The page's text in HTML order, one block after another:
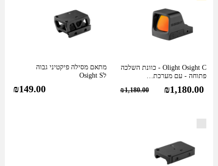
(נקודה
אדום)
Olight Osight C - כוונת השלכה
פתוחה - עם מערכת…
₪1,180.00 ₪1,180.00
מתאם מסילה פיקטיני גבוה
לOsight S
₪149.00